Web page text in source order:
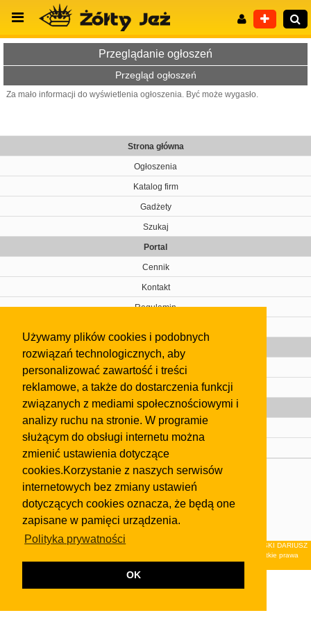
Używamy plików cookies i podobnych
rozwiązań technologicznych, aby
personalizować zawartość i treści
reklamowe, a także do dostarczenia funkcji
związanych z mediami społecznościowymi i
analizy ruchu na stronie. W programie
służącym do obsługi internetu można
zmienić ustawienia dotyczące
cookies.Korzystanie z naszych serwisów
internetowych bez zmiany ustawień
dotyczących cookies oznacza, że będą one
zapisane w pamięci urządzenia.
Polityka prywatności
OK
Przeglądanie ogłoszeń
Przegląd ogłoszeń
Za mało informacji do wyświetlenia ogłoszenia. Być może wygasło.
Strona główna
Ogłoszenia
Katalog firm
Gadżety
Szukaj
Portal
Cennik
Kontakt
Regulamin
Gazeta
Olkusz
Kontakt
Strefa dla biznesu
Biura nieruchomości
Dealerzy i autokomisy
Skontaktuj się z nami
regulaminuiPolityki Prywatności.
Klauzula FB
© 2026Wydawnictwo NEON sp. z o.o. (dawniej: FIRMA NEON MAREK KLUCZEWSKI DARIUSZ
KRAWCZYK s.c.) z siedzibą w Olkuszu, ul.Żuradzka 15, 32-300 Olkusz . Wszystkie prawa